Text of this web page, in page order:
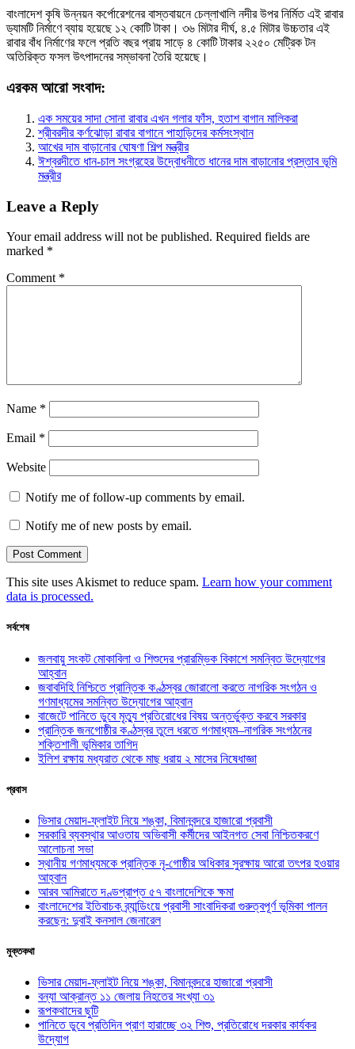
বাংলাদেশ কৃষি উন্নয়ন কর্পোরেশনের বাস্তবায়নে চেল্লাখালি নদীর উপর নির্মিত এই রাবার
ড্যামটি নির্মাণে ব্যায় হয়েছে ১২ কোটি টাকা। ৩৬ মিটার দীর্ঘ, ৪.৫ মিটার উচ্চতার এই
রাবার বাঁধ নির্মাণের ফলে প্রতি বছর প্রায় সাড়ে ৪ কোটি টাকার ২২৫০ মেট্রিক টন
অতিরিক্ত ফসল উৎপাদনের সম্ভাবনা তৈরি হয়েছে।
এরকম আরো সংবাদ:
এক সময়ের সাদা সোনা রাবার এখন গলার ফাঁস, হতাশ বাগান মালিকরা
শ্রীবরদীর কর্ণঝোড়া রাবার বাগানে পাহাড়িদের কর্মসংস্থান
আখের দাম বাড়ানোর ঘোষণা শিল্প মন্ত্রীর
ঈশ্বরদীতে ধান-চাল সংগ্রহের উদ্বোধনীতে ধানের দাম বাড়ানোর প্রস্তাব ভূমি
মন্ত্রীর
Leave a Reply
Your email address will not be published. Required fields are
marked *
Comment *
Name *
Email *
Website
Notify me of follow-up comments by email.
Notify me of new posts by email.
This site uses Akismet to reduce spam. Learn how your comment
data is processed.
সর্বশেষ
জলবায়ু সংকট মোকাবিলা ও শিশুদের প্রারম্ভিক বিকাশে সমন্বিত উদ্যোগের
আহ্বান
জবাবদিহি নিশ্চিতে প্রান্তিক কণ্ঠস্বর জোরালো করতে নাগরিক সংগঠন ও
গণমাধ্যমের সমন্বিত উদ্যোগের আহ্বান
বাজেটে পানিতে ডুবে মৃত্যু প্রতিরোধের বিষয় অন্তর্ভুক্ত করবে সরকার
প্রান্তিক জনগোষ্ঠীর কণ্ঠস্বর তুলে ধরতে গণমাধ্যম–নাগরিক সংগঠনের
শক্তিশালী ভূমিকার তাগিদ
ইলিশ রক্ষায় মধ্যরাত থেকে মাছ ধরায় ২ মাসের নিষেধাজ্ঞা
প্রবাস
ভিসার মেয়াদ-ফ্লাইট নিয়ে শঙ্কা, বিমানবন্দরে হাজারো প্রবাসী
সরকারি ব্যবস্থার আওতায় অভিবাসী কর্মীদের আইনগত সেবা নিশ্চিতকরণে
আলোচনা সভা
স্থানীয় গণমাধ্যমকে প্রান্তিক নৃ-গোষ্ঠীর অধিকার সুরক্ষায় আরো তৎপর হওয়ার
আহ্বান
আরব আমিরাতে দণ্ডপ্রাপ্ত ৫৭ বাংলাদেশিকে ক্ষমা
বাংলাদেশের ইতিবাচক ব্র্যান্ডিংয়ে প্রবাসী সাংবাদিকরা গুরুত্বপূর্ণ ভূমিকা পালন
করছেন: দুবাই কনসাল জেনারেল
মুক্তকথা
ভিসার মেয়াদ-ফ্লাইট নিয়ে শঙ্কা, বিমানবন্দরে হাজারো প্রবাসী
বন্যা আক্রান্ত ১১ জেলায় নিহতের সংখ্যা ৩১
রূপকথাদের ছুটি
পানিতে ডুবে প্রতিদিন প্রাণ হারাচ্ছে ৩২ শিশু, প্রতিরোধে দরকার কার্যকর
উদ্যোগ